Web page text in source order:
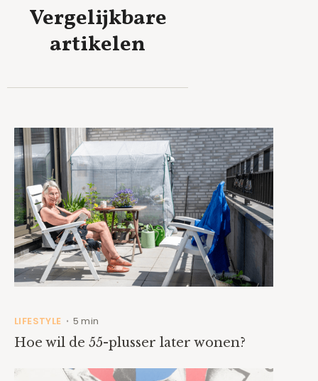
Vergelijkbare
artikelen
LIFESTYLE • 5 min
Hoe wil de 55-plusser later wonen?